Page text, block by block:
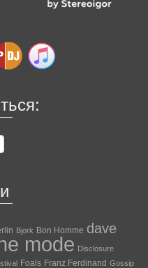
Bjork Bon Homme dave
mode Disclosure
Foals Franz Ferdinand Gossip